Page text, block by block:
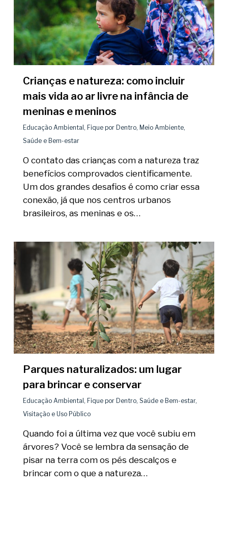
Crianças e natureza: como incluir
mais vida ao ar livre na infância de
meninas e meninos
Educação Ambiental, Fique por Dentro, Meio Ambiente,
Saúde e Bem-estar
O contato das crianças com a natureza traz
benefícios comprovados cientificamente.
Um dos grandes desafios é como criar essa
conexão, já que nos centros urbanos
brasileiros, as meninas e os…
Parques naturalizados: um lugar
para brincar e conservar
Educação Ambiental , Fique por Dentro, Saúde e Bem-estar,
Visitação e Uso Público
Quando foi a última vez que você subiu em
árvores? Você se lembra da sensação de
pisar na terra com os pés descalços e
brincar com o que a natureza…